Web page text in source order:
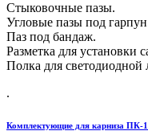
Стыковочные пазы.
Угловые пазы под
Паз под бандаж.
Разметка для установки
Полка для светодиодной
.
Комплектующие для карниза ПК-